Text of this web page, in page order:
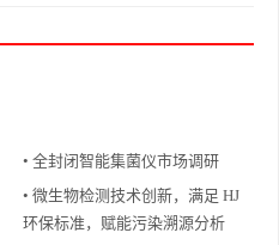
• 全封闭智能集菌仪市场调研
• 微生物检测技术创新，满足 HJ
环保标准，赋能污染溯源分析